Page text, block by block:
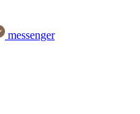
messenger